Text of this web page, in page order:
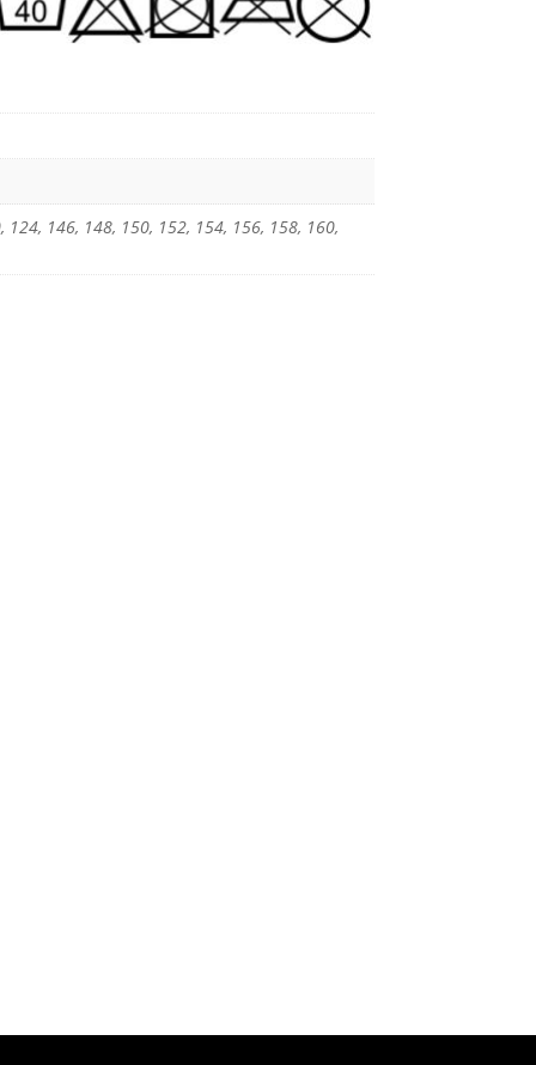
146, 148, 150, 152, 154, 156, 158, 160,